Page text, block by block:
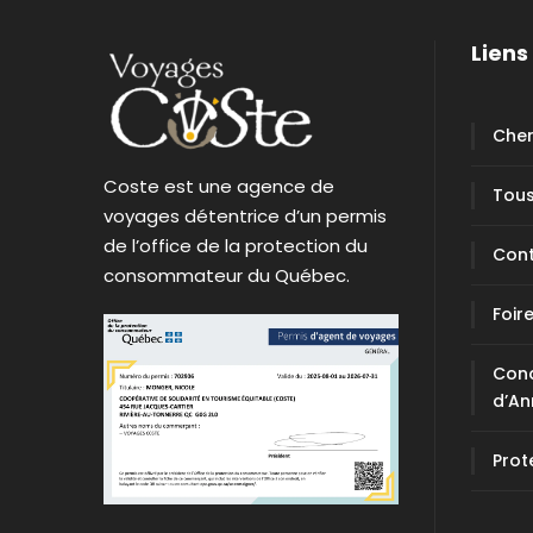
Coste est une agence de
voyages détentrice d’un permis
de l’office de la protection du
consommateur du Québec.